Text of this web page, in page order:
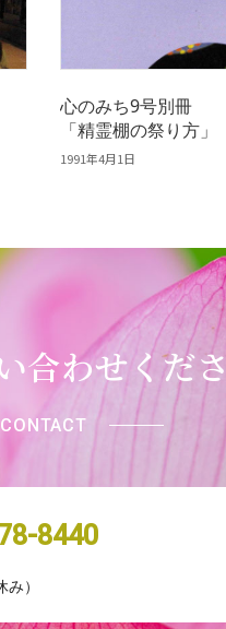
心のみち9号別冊
「精霊棚の祭り方」
1991年4月1日
合わせくださ
CONTACT
8440
）